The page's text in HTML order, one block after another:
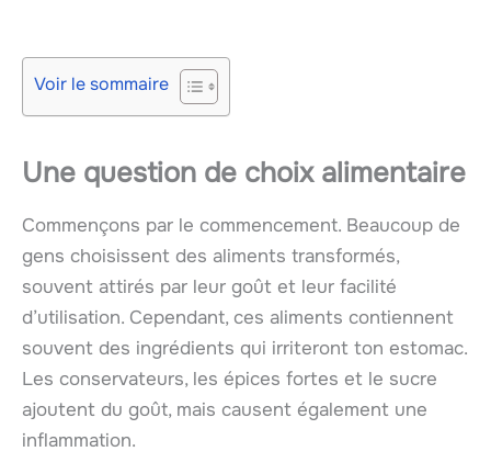
Voir le sommaire
Une question de choix alimentaire
Commençons par le commencement. Beaucoup de
gens choisissent des aliments transformés,
souvent attirés par leur goût et leur facilité
d’utilisation. Cependant, ces aliments contiennent
souvent des ingrédients qui irriteront ton estomac.
Les conservateurs, les épices fortes et le sucre
ajoutent du goût, mais causent également une
inflammation.